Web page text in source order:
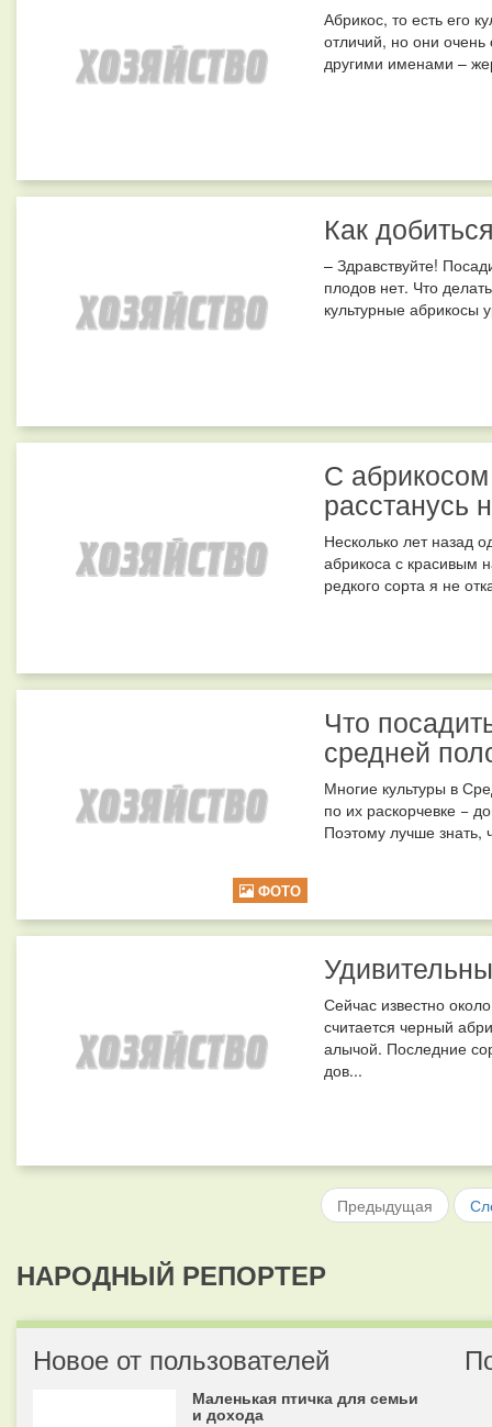
Абрикос, то есть его
отличий, но они
другими именами –
Как
– Здравствуйте!
плодов нет. Что
культурные абрикосы
С
расстанусь
Несколько лет назад
абрикоса с красивым
редкого сорта я не
ФОТО
Что
средней
Многие культуры в
по их раскорчевке −
Поэтому лучше
Сейчас известно
считается черный
алычой. Последние
дов...
Предыдущая
НАРОДНЫЙ РЕПОРТЕР
Новое от пользователей
Маленькая птичка для семьи
и дохода